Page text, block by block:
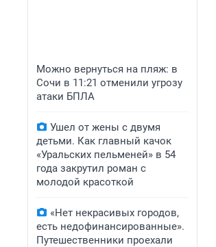
Можно вернуться на пляж: в
Сочи в 11:21 отменили угрозу
атаки БПЛА
Ушел от жены с двумя
детьми. Как главный качок
«Уральских пельменей» в 54
года закрутил роман с
молодой красоткой
«Нет некрасивых городов,
есть недофинансированные».
Путешественники проехали